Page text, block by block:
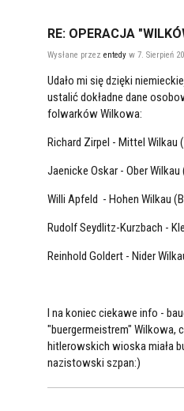
RE: OPERACJA
Wysłane przez entedy w 7. Sierpień
Udało mi się dzięki
ustalić dokładne dane
folwarków Wilkowa:
Richard Zirpel - Mittel Wilkau
Jaenicke Oskar - Ober
Willi Apfeld - Hohen Wilkau
Rudolf Seydlitz-Kurzbach -
Reinhold Goldert - Nider
I na koniec ciekawe info -
"buergermeistrem" Wilkowa,
hitlerowskich wioska miała
nazistowski szpan:)